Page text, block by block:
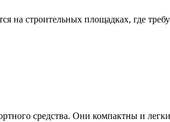
на строительных площадках, где
средства. Они компактны и